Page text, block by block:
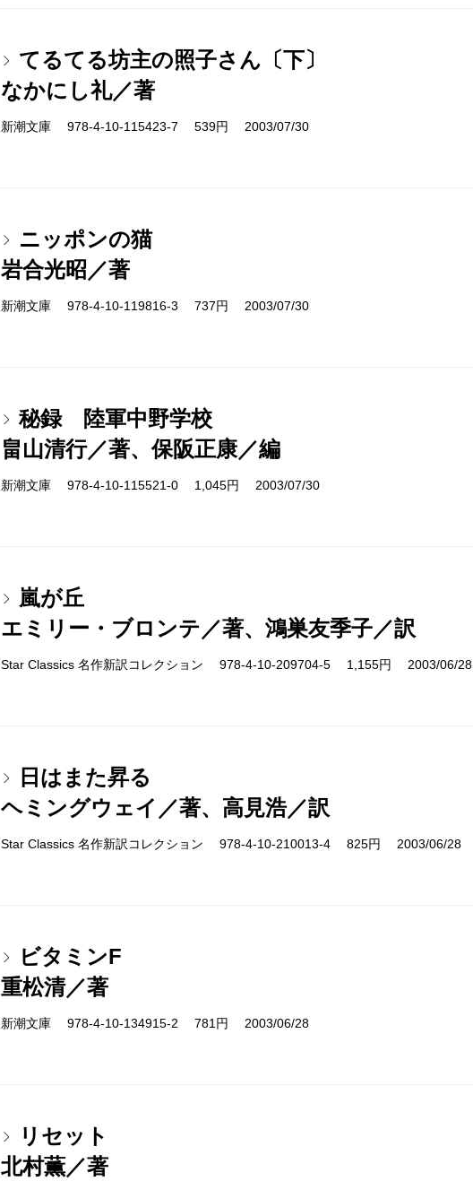
てるてる坊主の照子さん〔下〕
なかにし礼／著
新潮文庫 978-4-10-115423-7 539円 2003/07/30
ニッポンの猫
岩合光昭／著
新潮文庫 978-4-10-119816-3 737円 2003/07/30
秘録 陸軍中野学校
畠山清行／著、保阪正康／編
新潮文庫 978-4-10-115521-0 1,045円 2003/07/30
嵐が丘
エミリー・ブロンテ／著、鴻巣友季子／訳
Star Classics 名作新訳コレクション 978-4-10-209704-5 1,155円 2003/06/28
日はまた昇る
ヘミングウェイ／著、高見浩／訳
Star Classics 名作新訳コレクション 978-4-10-210013-4 825円 2003/06/28
ビタミンF
重松清／著
新潮文庫 978-4-10-134915-2 781円 2003/06/28
リセット
北村薫／著